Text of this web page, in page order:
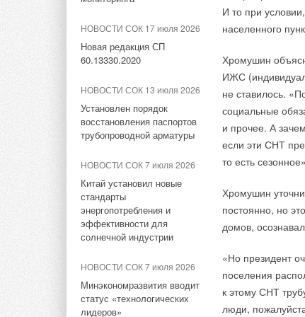
НОВОСТИ СОК 17 июля 2026
Новая редакция СП
60.13330.2020
НОВОСТИ СОК 13 июля 2026
Установлен порядок
восстановления паспортов
трубопроводной арматуры
НОВОСТИ СОК 7 июля 2026
Китай установил новые
стандарты
энергопотребления и
эффективности для
солнечной индустрии
НОВОСТИ СОК 7 июля 2026
Минэкономразвития вводит
статус «технологических
лидеров»
И то при
населенного
Хромушин
ИЖС
не ставилось.
социальные
и прочее. А
если эти СНТ
то есть
Хромушин
постоянно, но
домов,
«Но президент
поселения
к этому СНТ
люди,
НОВОСТИ СОК 10 июня 2026
В Испании нашли способ
производства «зеленой»
стали круглый год
НОВОСТИ СОК 10 июня 2026
В КНР реализован первый в
мире проект совместного
сжигания зеленого водорода
НОВОСТИ СОК 3 июня 2026
Новый кобальтовый цикл
позволил получать водород
при 350 °C
разработали сенсорный
материал для обнаружения
химический
Роттердаме и
Park Rheinland в
Shell
сказал вице-
этом
произойдет не
гигиеническом исполнении от
НЕВАТОМ
НОВОСТИ СОК 6 августа 2026
вентиляционная установка
ZILON ZPW-N 2000 INT EC
НОВОСТИ СОК 6 августа 2026
Для Арктики создали
технологию защиты
ветрогенераторов от аварий
НОВОСТИ СОК 5 августа 2026
Универсальный пульт Z037-
5C0 от НЕВАТОМ
решений на
охладители и
Тэги: Бренд Ciat Кондиционеры промышленные